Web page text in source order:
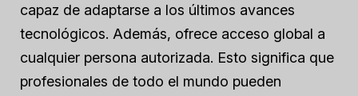
capaz de adaptarse a los últimos avances
tecnológicos. Además, ofrece acceso global a
cualquier persona autorizada. Esto significa que
profesionales de todo el mundo pueden